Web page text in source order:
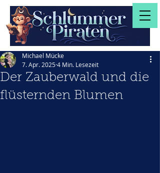
Der Zauberwald und die
flüsternden Blumen
Michael Mücke
7. Apr. 20254 Min. Lesezeit